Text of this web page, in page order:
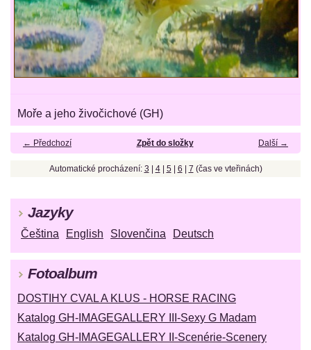
Moře a jeho živočichové (GH)
← Předchozí Další →
Zpět do složky
Automatické procházení: 3 4| 5| 6 7 (čas ve vteřinách)
Jazyky
Čeština English Slovenčina Deutsch
Fotoalbum
DOSTIHY CVAL A KLUS - HORSE RACING
Katalog GH-IMAGEGALLERY III-Sexy G Madam
Katalog GH-IMAGEGALLERY II-Scenérie-Scenery